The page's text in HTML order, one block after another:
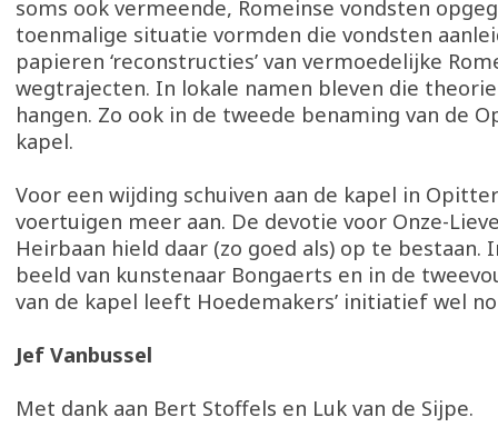
soms ook vermeende, Romeinse vondsten
toenmalige situatie vormden die vondsten
papieren ‘reconstructies’ van vermoedelijke
wegtrajecten. In lokale namen bleven die
hangen. Zo ook in de tweede benaming van de
kapel.
Voor een wijding schuiven aan de kapel in
voertuigen meer aan. De devotie voor Onze-
Heirbaan hield daar (zo goed als) op te bestaan.
beeld van kunstenaar Bongaerts en in de
van de kapel leeft Hoedemakers’ initiatief wel
Jef Vanbussel
Met dank aan Bert Stoffels en Luk van de Sijpe.